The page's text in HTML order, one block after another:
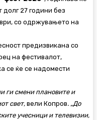
долг 27 години без
со одржувањето на
предизвикана со
на фестивалот,
се ќе се надомести
ги смени плановите и
свет, вели Копров. „До
учесници и телевизии,